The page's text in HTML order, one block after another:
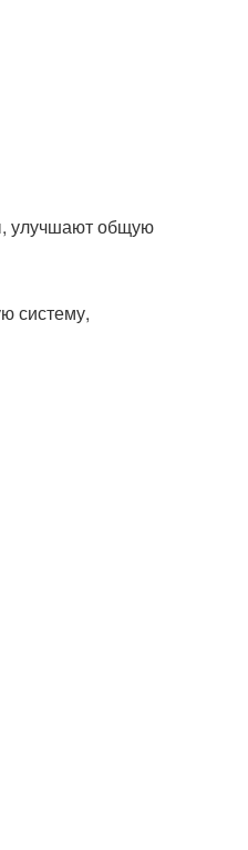
улучшают общую
систему,